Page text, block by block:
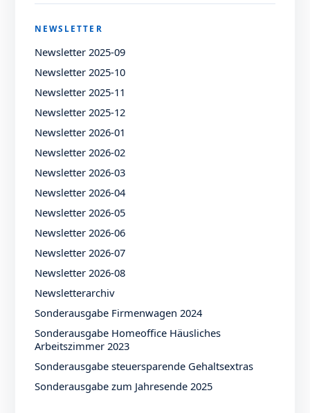
NEWSLETTER
Newsletter 2025-09
Newsletter 2025-10
Newsletter 2025-11
Newsletter 2025-12
Newsletter 2026-01
Newsletter 2026-02
Newsletter 2026-03
Newsletter 2026-04
Newsletter 2026-05
Newsletter 2026-06
Newsletter 2026-07
Newsletter 2026-08
Newsletterarchiv
Sonderausgabe Firmenwagen 2024
Sonderausgabe Homeoffice Häusliches
Arbeitszimmer 2023
Sonderausgabe steuersparende Gehaltsextras
Sonderausgabe zum Jahresende 2025